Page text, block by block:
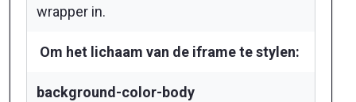
wrapper in.
Om het lichaam van de iframe te stylen:
background-color-body